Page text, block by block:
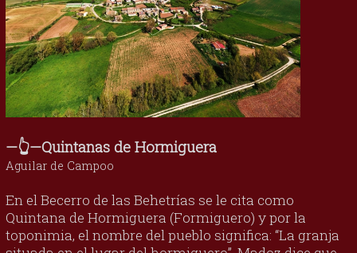
—👆—Quintanas de Hormiguera
Aguilar de Campoo
En el Becerro de las Behetrías se le cita como
Quintana de Hormiguera (Formiguero) y por la
toponimia, el nombre del pueblo significa: “La granja